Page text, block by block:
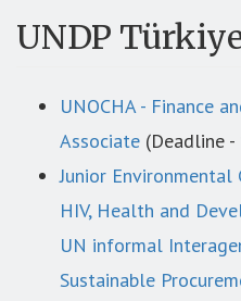
UNDP
UNOCHA - Finance
Associate (Deadline
Junior
HIV, Health and
UN informal
Sustainable